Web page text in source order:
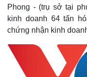
Phong - (trụ sở tại
kinh doanh 64 tấn
chứng nhận kinh